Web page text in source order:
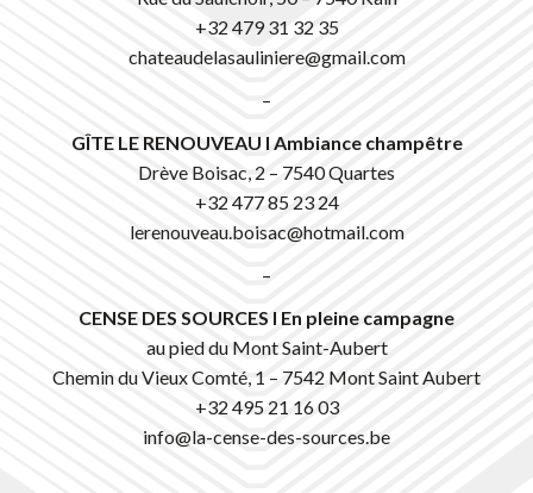
+32 479 31 32 35
chateaudelasauliniere@gmail.com
–
GÎTE LE RENOUVEAU I Ambiance champêtre
Drève Boisac, 2 – 7540 Quartes
+32 477 85 23 24
lerenouveau.boisac@hotmail.com
–
CENSE DES SOURCES I En pleine campagne
au pied du Mont Saint-Aubert
Chemin du Vieux Comté, 1 – 7542 Mont Saint Aubert
+32 495 21 16 03
info@la-cense-des-sources.be